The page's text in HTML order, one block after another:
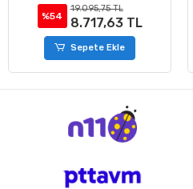
%54
20.458,50 TL
9.339,75 TL
Sepete Ekle